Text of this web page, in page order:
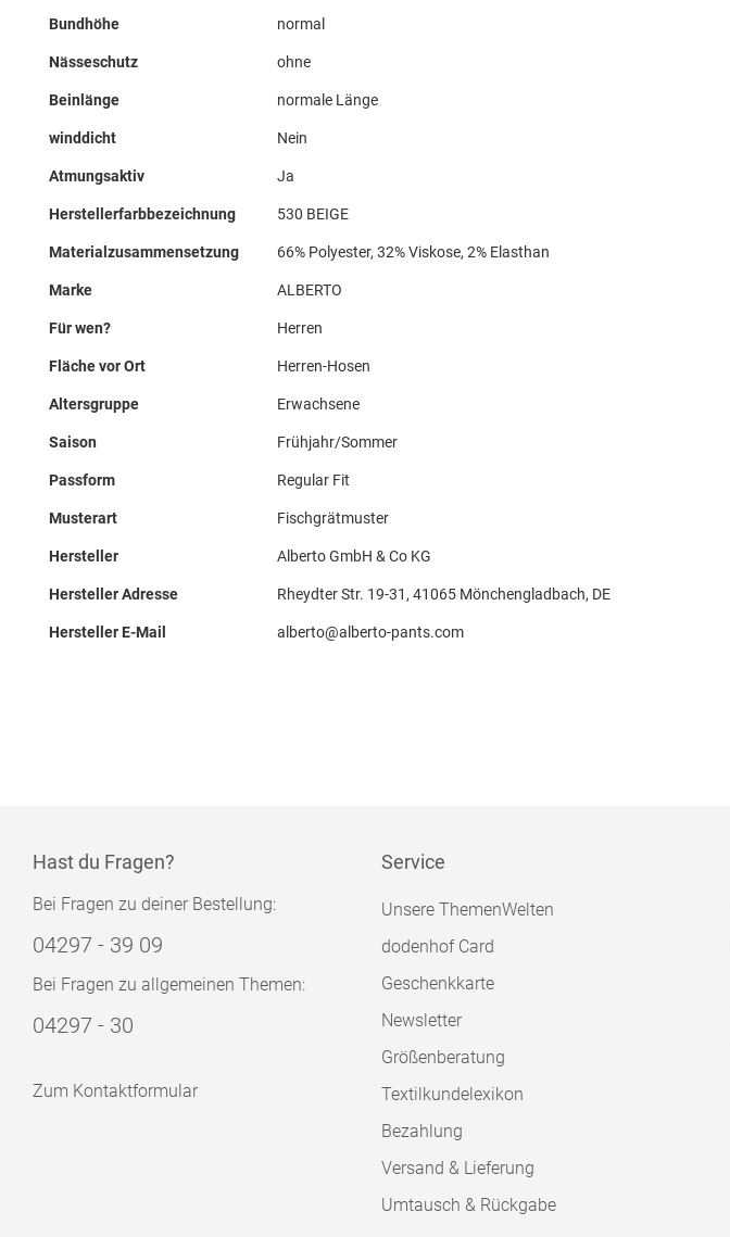
Bundhöhe normal
Nässeschutz ohne
Beinlänge normale Länge
winddicht Nein
Atmungsaktiv Ja
Herstellerfarbbezeichnung 530 BEIGE
Materialzusammensetzung 66% Polyester, 32% Viskose, 2% Elasthan
Marke ALBERTO
Für wen? Herren
Fläche vor Ort Herren-Hosen
Altersgruppe Erwachsene
Saison Frühjahr/Sommer
Passform Regular Fit
Musterart Fischgrätmuster
Hersteller Alberto GmbH & Co KG
Hersteller Adresse Rheydter Str. 19-31, 41065 Mönchengladbach, DE
Hersteller E-Mail alberto@alberto-pants.com
Hast du Fragen?
Bei Fragen zu deiner Bestellung:
04297 - 39 09
Bei Fragen zu allgemeinen Themen:
04297 - 30
Zum Kontaktformular
Service
Unsere ThemenWelten
dodenhof Card
Geschenkkarte
Newsletter
Größenberatung
Textilkundelexikon
Bezahlung
Versand & Lieferung
Umtausch & Rückgabe